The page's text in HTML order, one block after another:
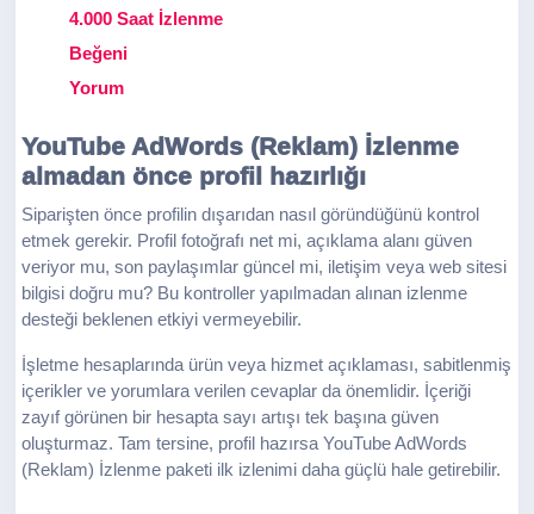
4.000 Saat İzlenme
Beğeni
Yorum
YouTube AdWords (Reklam) İzlenme
almadan önce profil hazırlığı
Siparişten önce profilin dışarıdan nasıl göründüğünü kontrol
etmek gerekir. Profil fotoğrafı net mi, açıklama alanı güven
veriyor mu, son paylaşımlar güncel mi, iletişim veya web sitesi
bilgisi doğru mu? Bu kontroller yapılmadan alınan izlenme
desteği beklenen etkiyi vermeyebilir.
İşletme hesaplarında ürün veya hizmet açıklaması, sabitlenmiş
içerikler ve yorumlara verilen cevaplar da önemlidir. İçeriği
zayıf görünen bir hesapta sayı artışı tek başına güven
oluşturmaz. Tam tersine, profil hazırsa YouTube AdWords
(Reklam) İzlenme paketi ilk izlenimi daha güçlü hale getirebilir.